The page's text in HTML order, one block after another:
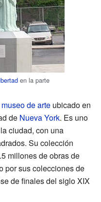
en la parte
museo de arte ubicado en
de Nueva York. Es uno
ciudad, con una
Su colección
millones de obras de
por sus colecciones de
de finales del siglo XIX